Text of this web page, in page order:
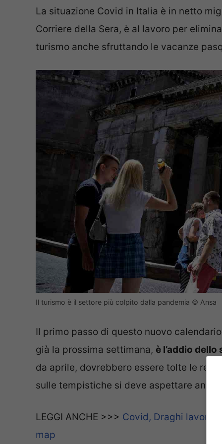
La situazione Covid in Italia è in netto
Corriere della Sera, è al lavoro per
turismo anche sfruttando le vacanze
Il turismo è il settore più colpito dalla pandemia © Ansa
Il primo passo di questo nuovo
già la prossima settimana, è l’addio
da aprile, dovrebbero essere tolte le
sulle tempistiche si deve aspettare
LEGGI ANCHE >>> Covid, Draghi lavora
map